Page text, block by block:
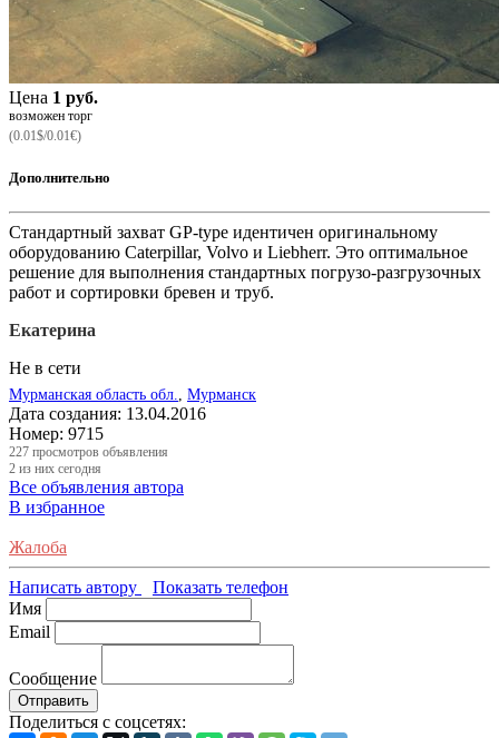
Цена 1 руб.
возможен торг
(0.01$/0.01€)
Дополнительно
Стандартный захват GP-type идентичен оригинальному
оборудованию Caterpillar, Volvo и Liebherr. Это оптимальное
решение для выполнения стандартных погрузо-разгрузочных
работ и сортировки бревен и труб.
Екатерина
Не в сети
Мурманская область обл., Мурманск
Дата создания: 13.04.2016
Номер: 9715
227 просмотров объявления
2 из них сегодня
Все объявления автора
В избранное
Жалоба
Написать автору
Показать телефон
Имя
Email
Сообщение
Отправить
Поделиться с соцсетях: